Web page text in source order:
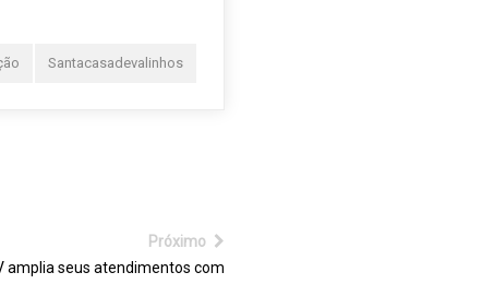
Santacasadevalinhos
Próximo
amplia seus atendimentos com